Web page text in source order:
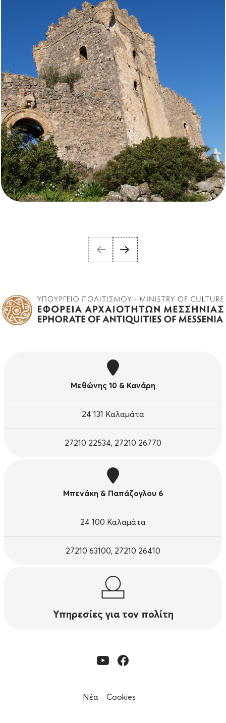
Μεθώνης 10 & Κανάρη
24 131 Καλαμάτα
27210 22534, 27210 26770
Μπενάκη & Παπάζογλου 6
24 100 Καλαμάτα
27210 63100, 27210 26410
Υπηρεσίες για τον πολίτη
Νέα Cookies